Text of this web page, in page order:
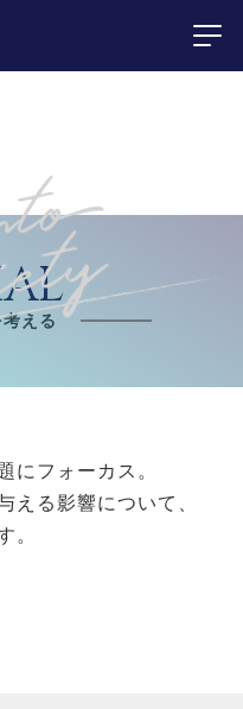
える
にフォーカス。
える影響について、
。